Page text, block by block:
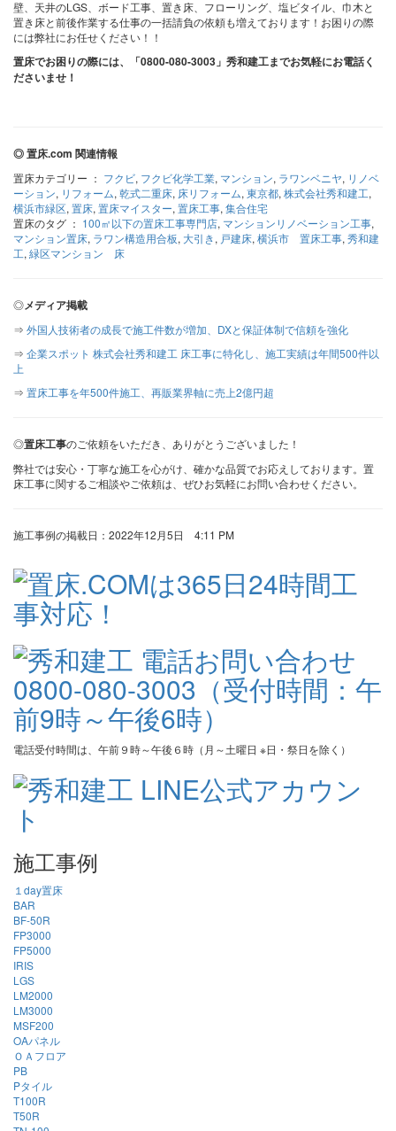
壁、天井のLGS、ボード工事、置き床、フローリング、塩ビタイル、巾木と
置き床と前後作業する仕事の一括請負の依頼も増えております！お困りの際
には弊社にお任せください！！
置床でお困りの際には、「0800-080-3003」秀和建工までお気軽にお電話く
ださいませ！
◎ 置床.com 関連情報
置床カテゴリー ： フクビ, フクビ化学工業, マンション, ラワンベニヤ, リノベ
ーション, リフォーム, 乾式二重床, 床リフォーム, 東京都, 株式会社秀和建工,
横浜市緑区, 置床, 置床マイスター, 置床工事, 集合住宅
置床のタグ ： 100㎡以下の置床工事専門店, マンションリノベーション工事,
マンション置床, ラワン構造用合板, 大引き, 戸建床, 横浜市 置床工事, 秀和建
工, 緑区マンション 床
◎メディア掲載
⇒ 外国人技術者の成長で施工件数が増加、DXと保証体制で信頼を強化
⇒ 企業スポット 株式会社秀和建工 床工事に特化し、施工実績は年間500件以
上
⇒ 置床工事を年500件施工、再販業界軸に売上2億円超
◎置床工事のご依頼をいただき、ありがとうございました！
弊社では安心・丁寧な施工を心がけ、確かな品質でお応えしております。置
床工事に関するご相談やご依頼は、ぜひお気軽にお問い合わせください。
施工事例の掲載日：2022年12月5日 4:11 PM
電話受付時間は、午前９時～午後６時（月～土曜日 ※日・祭日を除く）
施工事例
１day置床
BAR
BF-50R
FP3000
FP5000
IRIS
LGS
LM2000
LM3000
MSF200
OAパネル
ＯＡフロア
PB
Pタイル
T100R
T50R